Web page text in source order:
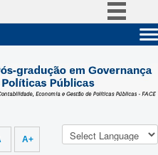
Participe
Legislação
Canais
Unidades acadêmicas
Estude na UnB
Graduação
Servidor
A+